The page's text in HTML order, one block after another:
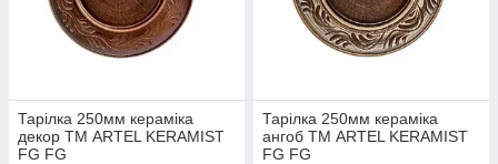
Тарiлка 250мм кераміка
декор ТМ ARTEL KERAMIST
FG FG
Тарiлка 250мм кераміка
ангоб ТМ ARTEL KERAMIST
FG FG